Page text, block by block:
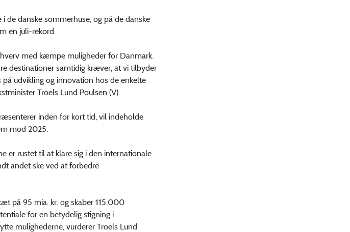
de danske sommerhuse, og på de danske
en juli-rekord.
med kæmpe muligheder for Danmark.
destinationer samtidig kræver, at vi tilbyder
udvikling og innovation hos de enkelte
Troels Lund Poulsen (V).
inden for kort tid, vil indeholde
mod 2025.
er rustet til at klare sig i den internationale
andet ske ved at forbedre
på 95 mia. kr. og skaber 115.000
for en betydelig stigning i
mulighederne, vurderer Troels Lund